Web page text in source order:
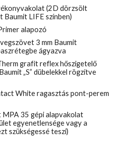
(2D dörzsölt
LIFE színben)
alapozó
3 mm Baumit
ágyazva
grafit reflex hőszigetelő
„S” dübelekkel rögzítve
White ragasztás pont-perem
MPA 35 gépi alapvakolat
egyenetlensége vagy a
szükségessé teszi)